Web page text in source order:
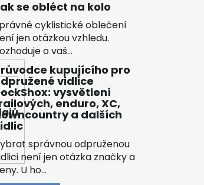
se obléct na kolo
cyklistické oblečení
jen otázkou vzhledu.
o vaš...
kupujícího pro
vidlice
vysvětlení
enduro, XC,
a dalších
správnou odpruženou
není jen otázka značky a
U ho...